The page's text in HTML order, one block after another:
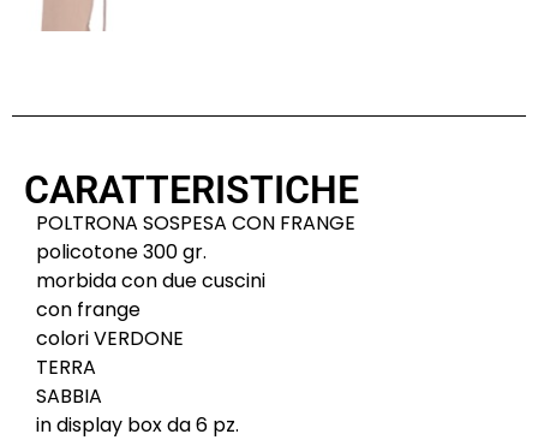
CARATTERISTICHE
POLTRONA SOSPESA CON FRANGE
policotone 300 gr.
morbida con due cuscini
con frange
colori VERDONE
TERRA
SABBIA
in display box da 6 pz.